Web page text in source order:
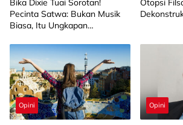
Bika Dixie Tuai Sorotan!
Pecinta Satwa: Bukan Musik
Biasa, Itu Ungkapan
Otopsi
Opini Opini